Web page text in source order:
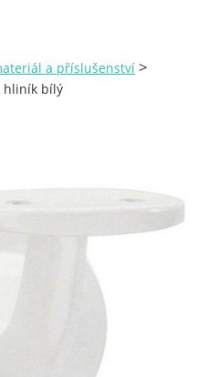
materiál a příslušenství
a příslušenství >
hliník bílý